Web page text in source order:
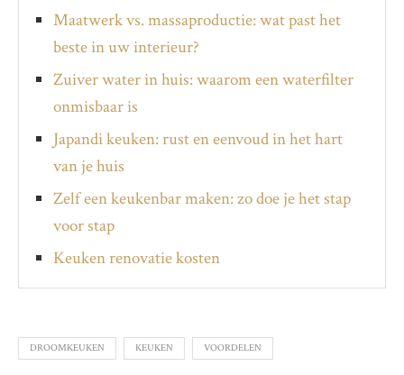
Maatwerk vs. massaproductie: wat past het
beste in uw interieur?
Zuiver water in huis: waarom een waterfilter
onmisbaar is
Japandi keuken: rust en eenvoud in het hart
van je huis
Zelf een keukenbar maken: zo doe je het stap
voor stap
Keuken renovatie kosten
DROOMKEUKEN KEUKEN VOORDELEN